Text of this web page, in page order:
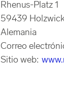
Rhenus-Platz 1
59439
Alemania
Correo
Sitio web: